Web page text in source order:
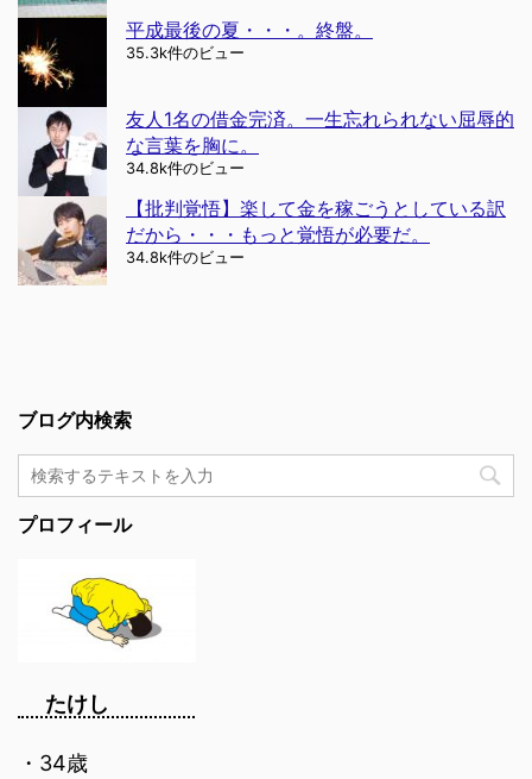
平成最後の夏・・・。終盤。
35.3k件のビュー
友人1名の借金完済。一生忘れられない屈辱的
な言葉を胸に。
34.8k件のビュー
【批判覚悟】楽して金を稼ごうとしている訳
だから・・・もっと覚悟が必要だ。
34.8k件のビュー
ブログ内検索
プロフィール
たけし
・34歳